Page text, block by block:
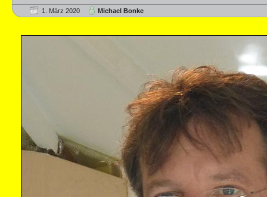
1. März 2020 Michael Bonke